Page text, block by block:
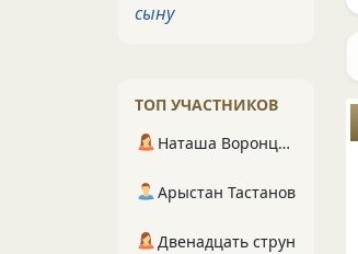
сыну
ТОП УЧАСТНИКОВ
Наташа Воронцова
Арыстан Тастанов
Двенадцать струн